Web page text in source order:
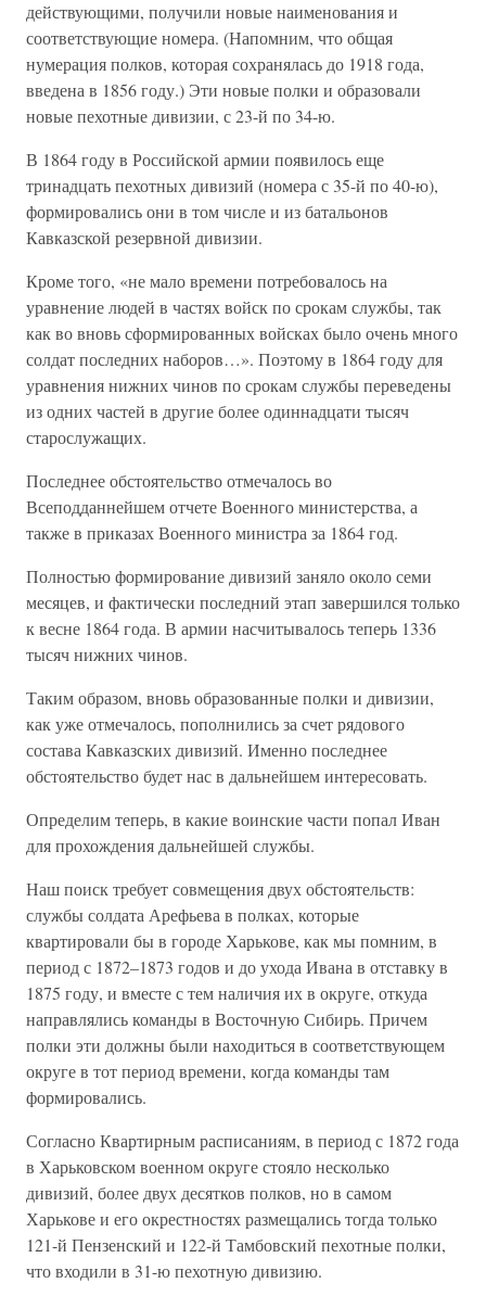
действующими, получили новые наименования и
соответствующие номера. (Напомним, что общая
нумерация полков, которая сохранялась до 1918 года,
введена в 1856 году.) Эти новые полки и образовали
новые пехотные дивизии, с 23-й по 34-ю.
В 1864 году в Российской армии появилось еще
тринадцать пехотных дивизий (номера с 35-й по 40-ю),
формировались они в том числе и из батальонов
Кавказской резервной дивизии.
Кроме того, «не мало времени потребовалось на
уравнение людей в частях войск по срокам службы, так
как во вновь сформированных войсках было очень много
солдат последних наборов…». Поэтому в 1864 году для
уравнения нижних чинов по срокам службы переведены
из одних частей в другие более одиннадцати тысяч
старослужащих.
Последнее обстоятельство отмечалось во
Всеподданнейшем отчете Военного министерства, а
также в приказах Военного министра за 1864 год.
Полностью формирование дивизий заняло около семи
месяцев, и фактически последний этап завершился только
к весне 1864 года. В армии насчитывалось теперь 1336
тысяч нижних чинов.
Таким образом, вновь образованные полки и дивизии,
как уже отмечалось, пополнились за счет рядового
состава Кавказских дивизий. Именно последнее
обстоятельство будет нас в дальнейшем интересовать.
Определим теперь, в какие воинские части попал Иван
для прохождения дальнейшей службы.
Наш поиск требует совмещения двух обстоятельств:
службы солдата Арефьева в полках, которые
квартировали бы в городе Харькове, как мы помним, в
период с 1872–1873 годов и до ухода Ивана в отставку в
1875 году, и вместе с тем наличия их в округе, откуда
направлялись команды в Восточную Сибирь. Причем
полки эти должны были находиться в соответствующем
округе в тот период времени, когда команды там
формировались.
Согласно Квартирным расписаниям, в период с 1872 года
в Харьковском военном округе стояло несколько
дивизий, более двух десятков полков, но в самом
Харькове и его окрестностях размещались тогда только
121-й Пензенский и 122-й Тамбовский пехотные полки,
что входили в 31-ю пехотную дивизию.